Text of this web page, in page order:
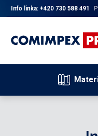
Info linka: +420 730 588 491